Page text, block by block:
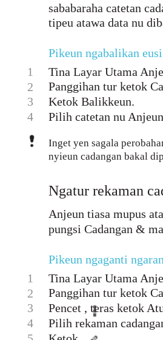
sababaraha catetan
tipeu atawa data nu
Pikeun ngabalikan
1
Tina Layar Utama
2
Panggihan tur ketok
3
Ketok Balikkeun.
4
Pilih catetan nu
Inget yen sagala
nyieun cadangan bakal
Ngatur rekaman
Anjeun tiasa mupus
pungsi Cadangan &
Pikeun ngaganti
1
Tina Layar Utama
2
Panggihan tur ketok
3
Pencet , teras ketok
4
Pilih rekaman